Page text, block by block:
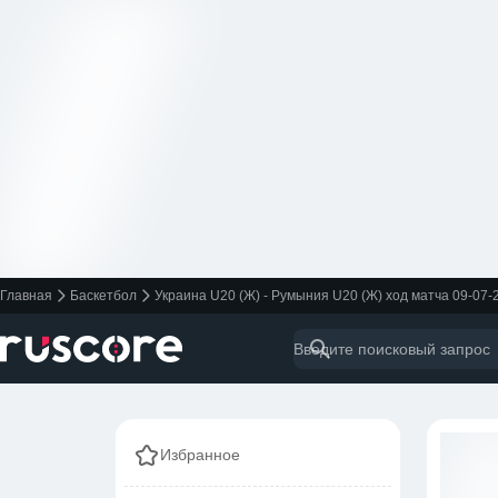
Главная Баскетбол Украина U20 (Ж) - Румыния U20 (Ж) ход матча 09-07-
Избранное